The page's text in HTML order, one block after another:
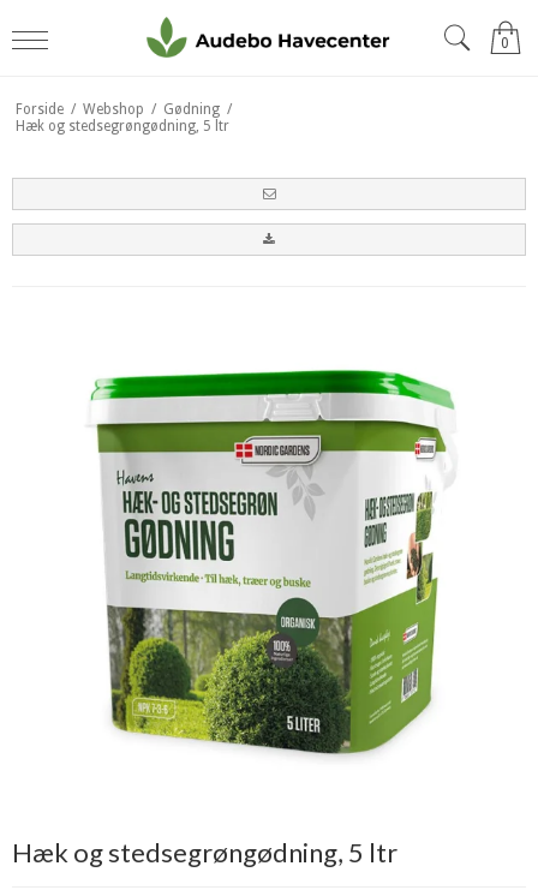
0
Forside / Webshop / Gødning /
Hæk og stedsegrøngødning, 5 ltr
Hæk og stedsegrøngødning, 5 ltr